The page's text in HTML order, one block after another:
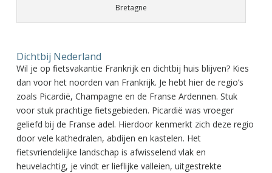
Bretagne
Dichtbij Nederland
Wil je op fietsvakantie Frankrijk en dichtbij huis blijven? Kies
dan voor het noorden van Frankrijk. Je hebt hier de regio’s
zoals Picardië, Champagne en de Franse Ardennen. Stuk
voor stuk prachtige fietsgebieden. Picardië was vroeger
geliefd bij de Franse adel. Hierdoor kenmerkt zich deze regio
door vele kathedralen, abdijen en kastelen. Het
fietsvriendelijke landschap is afwisselend vlak en
heuvelachtig, je vindt er lieflijke valleien, uitgestrekte